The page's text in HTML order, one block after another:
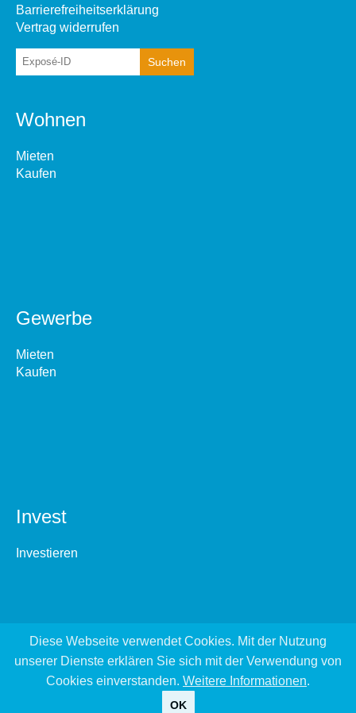
Barrierefreiheitserklärung
Vertrag widerrufen
Wohnen
Mieten
Kaufen
Gewerbe
Mieten
Kaufen
Invest
Investieren
Diese Webseite verwendet Cookies. Mit der Nutzung
unserer Dienste erklären Sie sich mit der Verwendung von
Cookies einverstanden. Weitere Informationen.
OK